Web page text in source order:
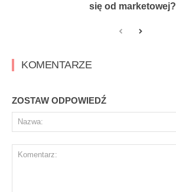
się od marketowej?
KOMENTARZE
ZOSTAW ODPOWIEDŹ